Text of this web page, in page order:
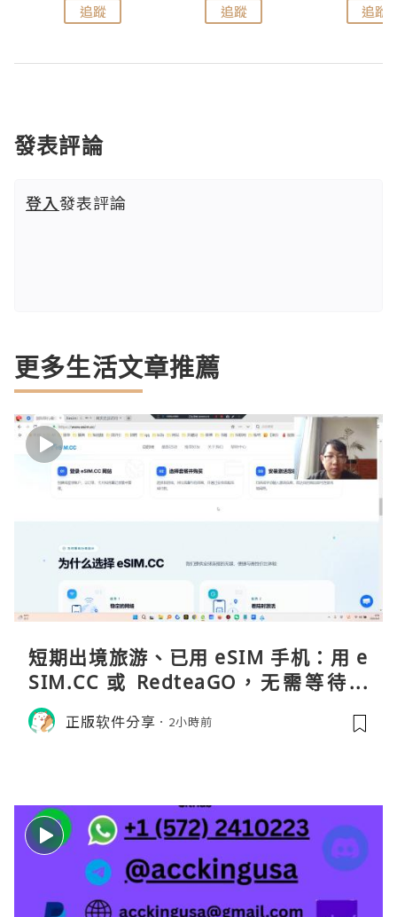
追蹤 追蹤 追蹤
發表評論
登入發表評論
更多生活文章推薦
短期出境旅游、已用 eSIM 手机：用 e
SIM.CC 或 RedteaGO，无需等待收
货。需要“当地号码 + 通话短信”（如
打车、外卖、客户联络）：优先 Redt
正版软件分享 2小時前